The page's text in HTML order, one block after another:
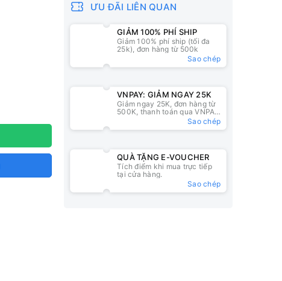
ƯU ĐÃI LIÊN QUAN
GIẢM 100% PHÍ SHIP
Giảm 100% phí ship (tối đa
25k), đơn hàng từ 500k
Sao chép
VNPAY: GIẢM NGAY 25K
Giảm ngay 25K, đơn hàng từ
500K, thanh toán qua VNPAY
Sao chép
QUÀ TẶNG E-VOUCHER
Tích điểm khi mua trực tiếp
tại cửa hàng.
Sao chép